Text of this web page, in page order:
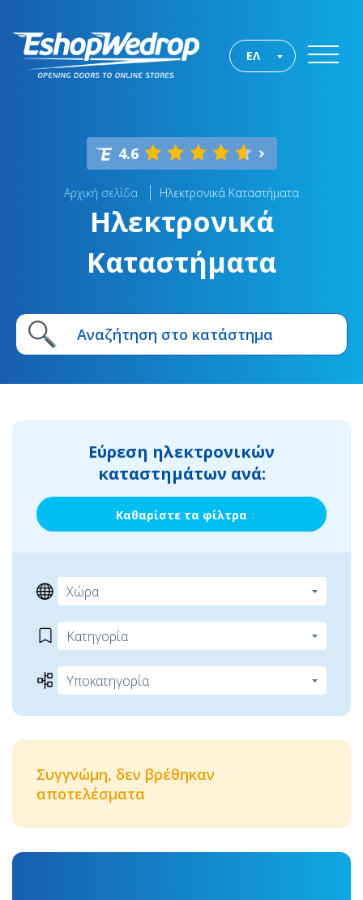
ΕΛ
4.6
Αρχική σελίδα Ηλεκτρονικά Καταστήματα
Ηλεκτρονικά
Καταστήματα
Εύρεση ηλεκτρονικών
καταστημάτων ανά:
Καθαρίστε τα φίλτρα
Συγγνώμη, δεν βρέθηκαν
αποτελέσματα